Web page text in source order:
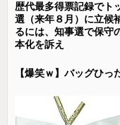
歴代最多得票記録でト
選（来年８月）に立候
るには、知事選で保守
本化を訴え
【爆笑ｗ】バッグひ